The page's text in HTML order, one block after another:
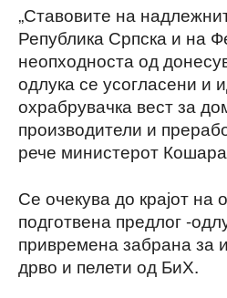
„Ставовите на
Република Српска и на
неопходноста од
одлука се усогласени и
охрабрувачка вест за
производители и
рече министерот
Се очекува до крајот на
подготвена предлог -
привремена забрана за
дрво и пелети од БиХ.